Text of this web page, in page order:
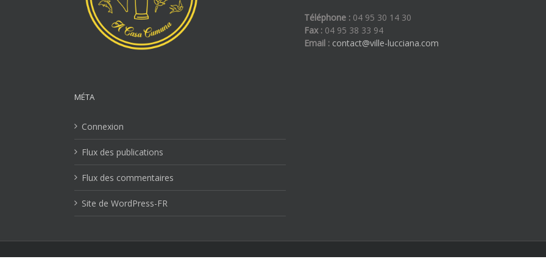
MÉTA
Connexion
Flux des publications
Flux des commentaires
Site de WordPress-FR
Téléphone :04 95 30 14 30
Fax :04 95 38 33 94
Email : contact@ville-lucciana.com